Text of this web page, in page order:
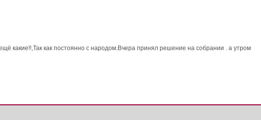
какие!!,Так как постоянно с народом.Вчера принял решение на собрании . а утром